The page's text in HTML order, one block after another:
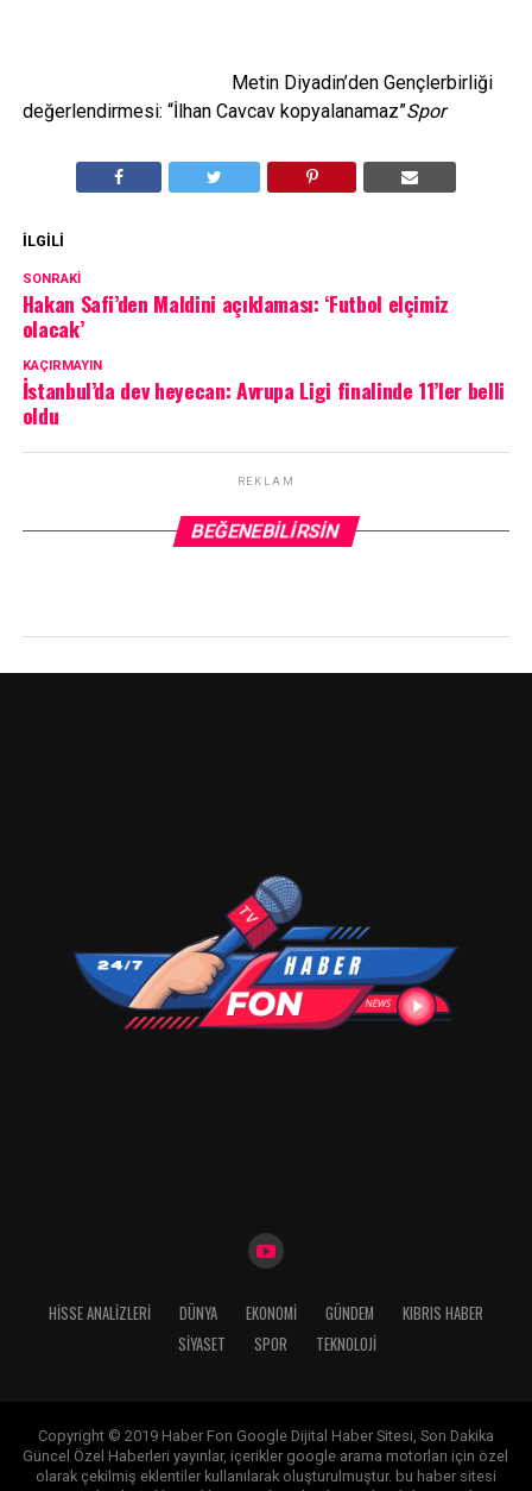
Metin Diyadin’den Gençlerbirliği
değerlendirmesi: “İlhan Cavcav kopyalanamaz”Spor
İLGILI
SONRAKI
Hakan Safi’den Maldini açıklaması: ‘Futbol elçimiz
olacak’
KAÇIRMAYIN
İstanbul’da dev heyecan: Avrupa Ligi finalinde 11’ler belli
oldu
REKLAM
BEĞENEBILIRSIN
HISSE ANALIZLERI DÜNYA EKONOMİ GÜNDEM
KIBRIS HABER
SİYASET
SPOR TEKNOLOJİ
Copyright © 2019 Haber Fon Google Dijital Haber Sitesi, Son Dakika
Güncel Özel Haberleri yayınlar, içerikler google arama motorları için özel
olarak çekilmiş eklentiler kullanılarak oluşturulmuştur. bu haber sitesi